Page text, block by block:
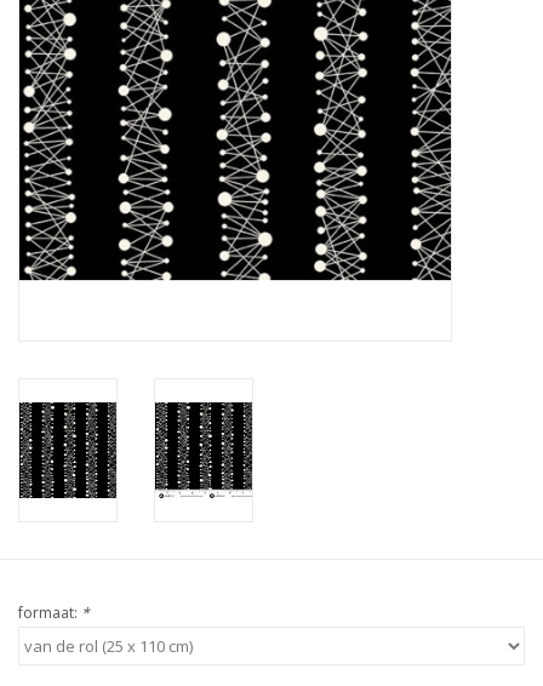
Nanno Blog
Merken
Beloningen
formaat: *